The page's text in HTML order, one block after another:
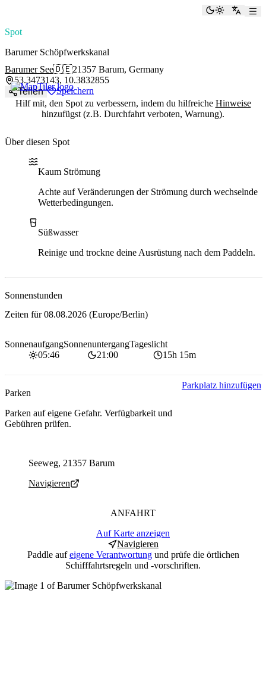
Zu
Spot
Barumer Schöpfwerkskanal
Barumer See🇩🇪21357 Barum, Germany
53.3473143, 10.3832855
Teilen
Speichern
Hilf mit, den Spot zu verbessern, indem du hilfreiche Hinweise
hinzufügst (z.B. Durchfahrt verboten, Warnung).
Über diesen Spot
Water current
Kaum Strömung
Achte auf Veränderungen der Strömung durch wechselnde
Wetterbedingungen.
Water type
Süßwasser
Reinige und trockne deine Ausrüstung nach dem Paddeln.
Sonnenstunden
Zeiten für08.08.2026 (Europe/Berlin)
Sonnenaufgang
05:46
Sonnenuntergang
21:00
Tageslicht
15h 15m
Parken
Parken auf eigene Gefahr. Verfügbarkeit und
Gebühren prüfen.
Parkplatz hinzufügen
Seeweg, 21357 Barum
Navigieren
ANFAHRT
Auf Karte anzeigen
Navigieren
Paddle aufeigene Verantwortungund prüfe die örtlichen
Schifffahrtsregeln und -vorschriften.